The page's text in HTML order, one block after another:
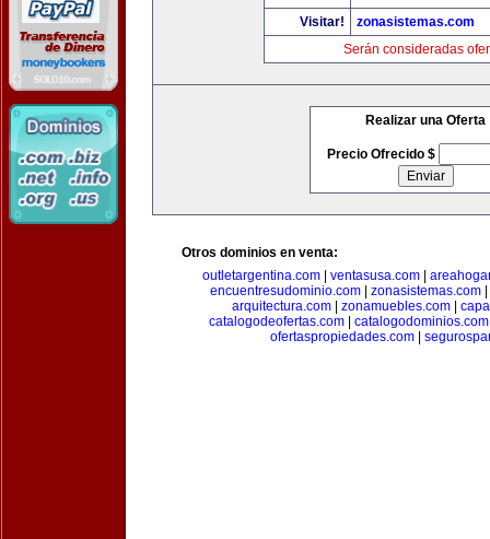
Visitar!
zonasistemas.com
Serán consideradas
Realizar una Oferta
Precio Ofrecido $
Otros dominios en venta:
outletargentina.com
ventasusa.com
encuentresudominio.com| zonasistemas.com|
arquitectura.com
zonamuebles.com
catalogodeofertas.com| catalogodominios.com
ofertaspropiedades.com|